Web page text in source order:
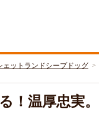
ェットランドシープドッグ
！温厚忠実。